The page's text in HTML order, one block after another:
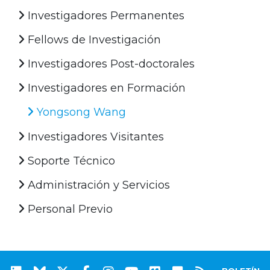
Investigadores Permanentes
Fellows de Investigación
Investigadores Post-doctorales
Investigadores en Formación
Yongsong Wang
Investigadores Visitantes
Soporte Técnico
Administración y Servicios
Personal Previo